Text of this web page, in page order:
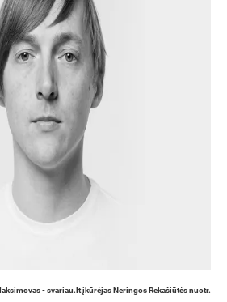
- svariau.lt įkūrėjas Neringos Rekašiūtės nuotr.